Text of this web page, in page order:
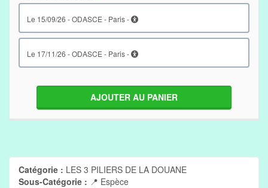
le 15/09/26 - ODASCE - Paris -
le 17/11/26 - ODASCE - Paris -
AJOUTER AU PANIER
Catégorie : LES 3 PILIERS DE LA DOUANE
Sous-Catégorie : 📍 Espèce